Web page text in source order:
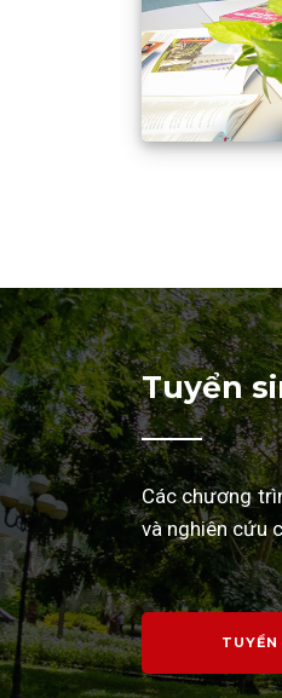
Tuyển
Các chương
và nghiên cứu